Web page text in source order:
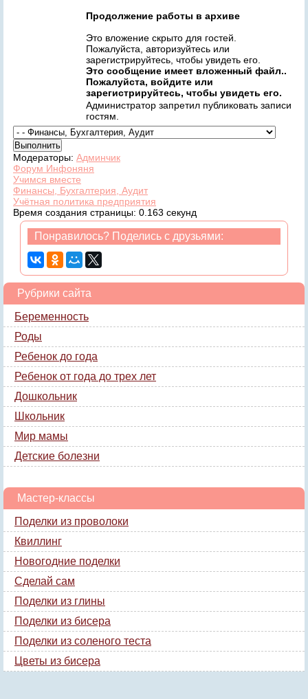
Продолжение работы в архиве
Это вложение скрыто для гостей.
Пожалуйста, авторизуйтесь или
зарегистрируйтесь, чтобы увидеть его.
Это сообщение имеет вложенный файл..
Пожалуйста, войдите или
зарегистрируйтесь, чтобы увидеть его.
Администратор запретил публиковать записи
гостям.
Модераторы: Админчик
Форум Инфоняня
Учимся вместе
Финансы, Бухгалтерия, Аудит
Учётная политика предприятия
Время создания страницы: 0.163 секунд
Понравилось? Поделись с друзьями:
Рубрики сайта
Беременность
Роды
Ребенок до года
Ребенок от года до трех лет
Дошкольник
Школьник
Мир мамы
Детские болезни
Мастер-классы
Поделки из проволоки
Квиллинг
Новогодние поделки
Сделай сам
Поделки из глины
Поделки из бисера
Поделки из соленого теста
Цветы из бисера